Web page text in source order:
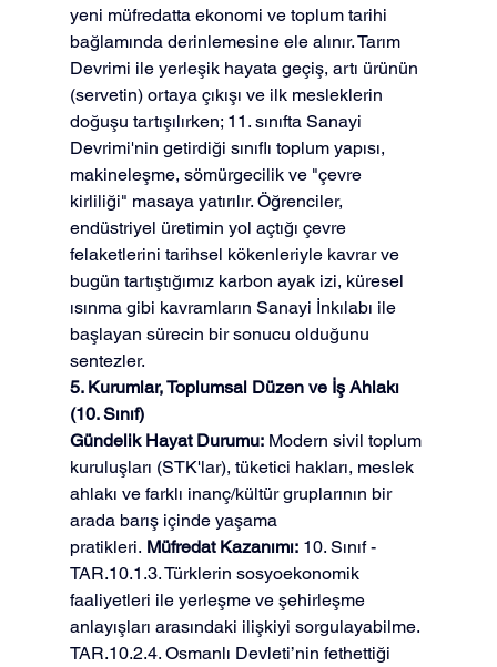
yeni müfredatta ekonomi ve toplum tarihi
bağlamında derinlemesine ele alınır. Tarım
Devrimi ile yerleşik hayata geçiş, artı ürünün
(servetin) ortaya çıkışı ve ilk mesleklerin
doğuşu tartışılırken; 11. sınıfta Sanayi
Devrimi'nin getirdiği sınıflı toplum yapısı,
makineleşme, sömürgecilik ve "çevre
kirliliği" masaya yatırılır. Öğrenciler,
endüstriyel üretimin yol açtığı çevre
felaketlerini tarihsel kökenleriyle kavrar ve
bugün tartıştığımız karbon ayak izi, küresel
ısınma gibi kavramların Sanayi İnkılabı ile
başlayan sürecin bir sonucu olduğunu
sentezler.
5. Kurumlar, Toplumsal Düzen ve İş Ahlakı
(10. Sınıf)
Gündelik Hayat Durumu: Modern sivil toplum
kuruluşları (STK'lar), tüketici hakları, meslek
ahlakı ve farklı inanç/kültür gruplarının bir
arada barış içinde yaşama
pratikleri. Müfredat Kazanımı: 10. Sınıf -
TAR.10.1.3. Türklerin sosyoekonomik
faaliyetleri ile yerleşme ve şehirleşme
anlayışları arasındaki ilişkiyi sorgulayabilme.
TAR.10.2.4. Osmanlı Devleti’nin fethettiği